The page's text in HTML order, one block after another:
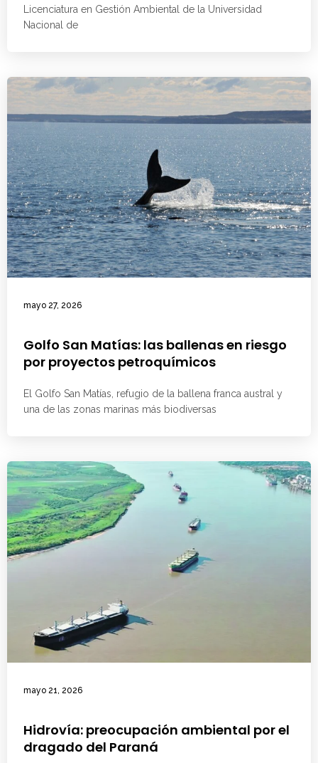
Licenciatura en Gestión Ambiental de la Universidad
Nacional de
mayo 27, 2026
Golfo San Matías: las ballenas en riesgo
por proyectos petroquímicos
El Golfo San Matías, refugio de la ballena franca austral y
una de las zonas marinas más biodiversas
mayo 21, 2026
Hidrovía: preocupación ambiental por el
dragado del Paraná